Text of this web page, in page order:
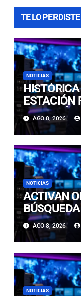
TE LO PERDISTE
NOTICIAS
ESTACIÓN
COPIAPÓ
DAÑADA
POR UN
AGO 8, 2026
NOTICIAS
ACTIVAN
CALDERILLA
AGO 8, 2026
NOTICIAS